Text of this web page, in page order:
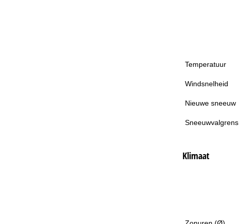
Temperatuur
Windsnelheid
Nieuwe sneeuw
Sneeuwvalgrens
Klimaat